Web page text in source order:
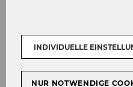
INDIVIDUELLE
NUR NOTWENDIGE